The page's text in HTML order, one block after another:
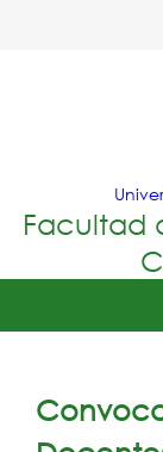
Facultad
Menu
Principal